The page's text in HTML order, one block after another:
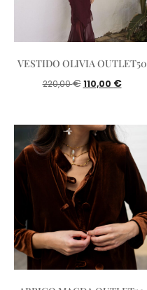
VESTIDO OLIVIA OUTLET50
220,00€ 110,00 €